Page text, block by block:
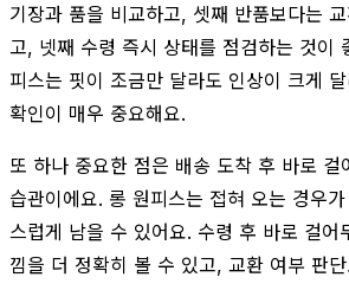
기장과 품을 비교하고, 셋째 반품보다는
고, 넷째 수령 즉시 상태를 점검하는 것이
피스는 핏이 조금만 달라도 인상이 크게
확인이 매우 중요해요.
또 하나 중요한 점은 배송 도착 후 바로 걸
습관이에요. 롱 원피스는 접혀 오는 경우
스럽게 남을 수 있어요. 수령 후 바로 걸어
낌을 더 정확히 볼 수 있고, 교환 여부 판